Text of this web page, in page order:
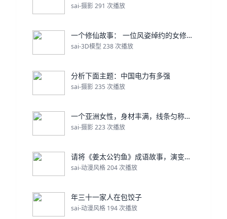
sai-摄影 291 次播放
一个修仙故事： 一位风姿绰约的女修，名：曦瑶，她一
sai-3D模型 238 次播放
分析下面主题：中国电力有多强
sai-摄影 235 次播放
一个亚洲女性，身材丰满，线条匀称，穿着白色瑜伽服在
sai-摄影 223 次播放
请将《姜太公钓鱼》成语故事，演变成1分钟的动画视频
sai-动漫风格 204 次播放
年三十一家人在包饺子
sai-动漫风格 194 次播放